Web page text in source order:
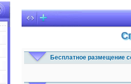
Бесплатное размещение